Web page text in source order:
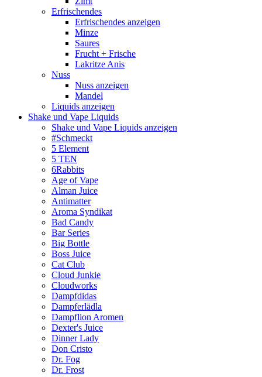
Erfrischendes
Erfrischendes anzeigen
Minze
Saures
Frucht + Frische
Lakritze Anis
Nuss
Nuss anzeigen
Mandel
Liquids anzeigen
Shake und Vape Liquids
Shake und Vape Liquids anzeigen
#Schmeckt
5 Element
5 TEN
6Rabbits
Age of Vape
Alman Juice
Antimatter
Aroma Syndikat
Bad Candy
Bar Series
Big Bottle
Boss Juice
Cat Club
Cloud Junkie
Cloudworks
Dampfdidas
Dampferlädla
Dampflion Aromen
Dexter's Juice
Dinner Lady
Don Cristo
Dr. Fog
Dr. Frost